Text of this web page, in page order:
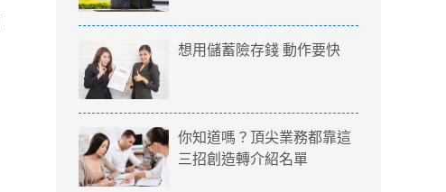
想用儲蓄險存錢 動作要快
你知道嗎？頂尖業務都靠這
三招創造轉介紹名單